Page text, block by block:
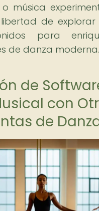
música
de explorar
para
de danza moderna.
de
con
de